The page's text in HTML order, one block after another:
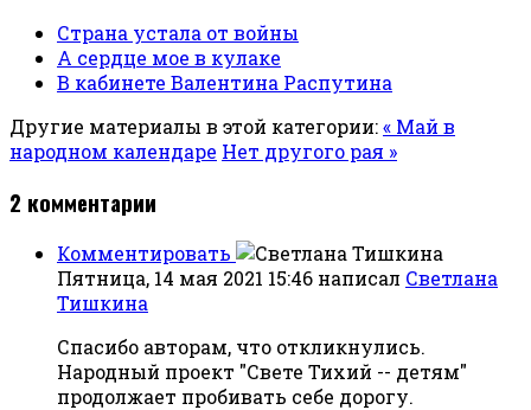
Страна устала от войны
А сердце мое в кулаке
В кабинете Валентина Распутина
Другие материалы в этой категории:« Май в
народном календаре Нет другого рая »
2 комментарии
Комментировать
Пятница, 14 мая 2021 15:46 написал Светлана
Тишкина
Спасибо авторам, что откликнулись.
Народный проект "Свете Тихий -- детям"
продолжает пробивать себе дорогу.